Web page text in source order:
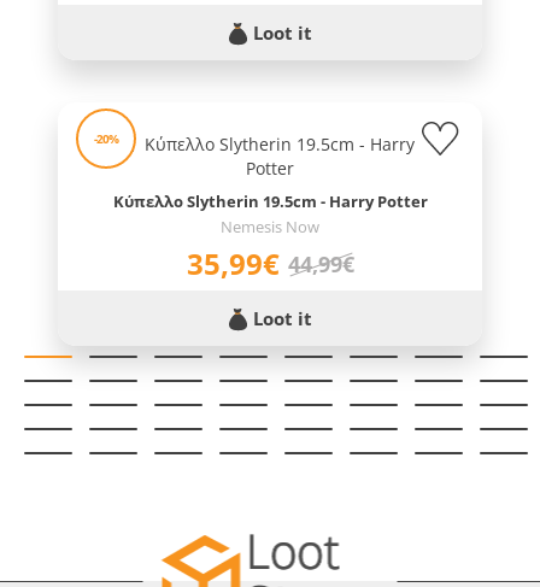
Loot it
-20%
Κύπελλο Slytherin 19.5cm - Harry Potter
Nemesis Now
35,99€ 44,99€
Loot it